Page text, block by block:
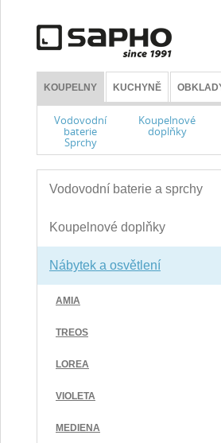
KOUPELNY KUCHYNĚ
Vodovodní
baterie
Sprchy
Koupelnové
doplňky
Vodovodní baterie a sprchy
Koupelnové doplňky
Nábytek a osvětlení
AMIA
TREOS
LOREA
VIOLETA
MEDIENA